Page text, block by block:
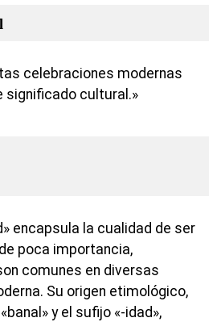
celebraciones modernas
significado cultural.»
encapsula la cualidad de ser
poca importancia,
comunes en diversas
Su origen etimológico,
y el sufijo «-idad»,